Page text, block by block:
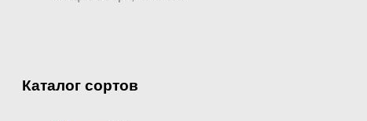
Каталог сортов